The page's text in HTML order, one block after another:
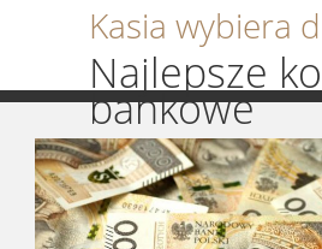
Kasia wybiera
Najlepsze
bankowe